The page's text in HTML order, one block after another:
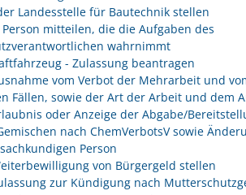
Landesstelle für Bautechnik stellen
mitteilen, die die Aufgaben des
wahrnimmt
- Zulassung beantragen
vom Verbot der Mehrarbeit und
Fällen, sowie der Art der Arbeit und dem
oder Anzeige der Abgabe/
nach ChemVerbotsV sowie
Person
von Bürgergeld stellen
zur Kündigung nach